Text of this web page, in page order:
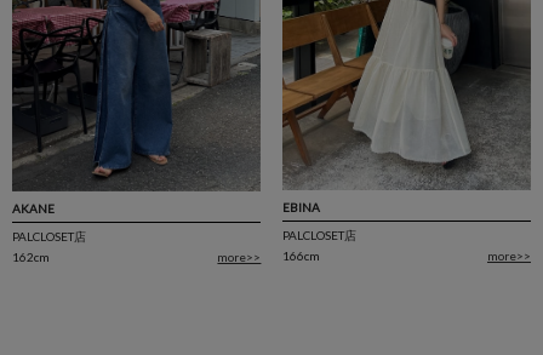
AKANE
PALCLOSET店
162cm
more>>
EBINA
PALCLOSET店
166cm
more>>